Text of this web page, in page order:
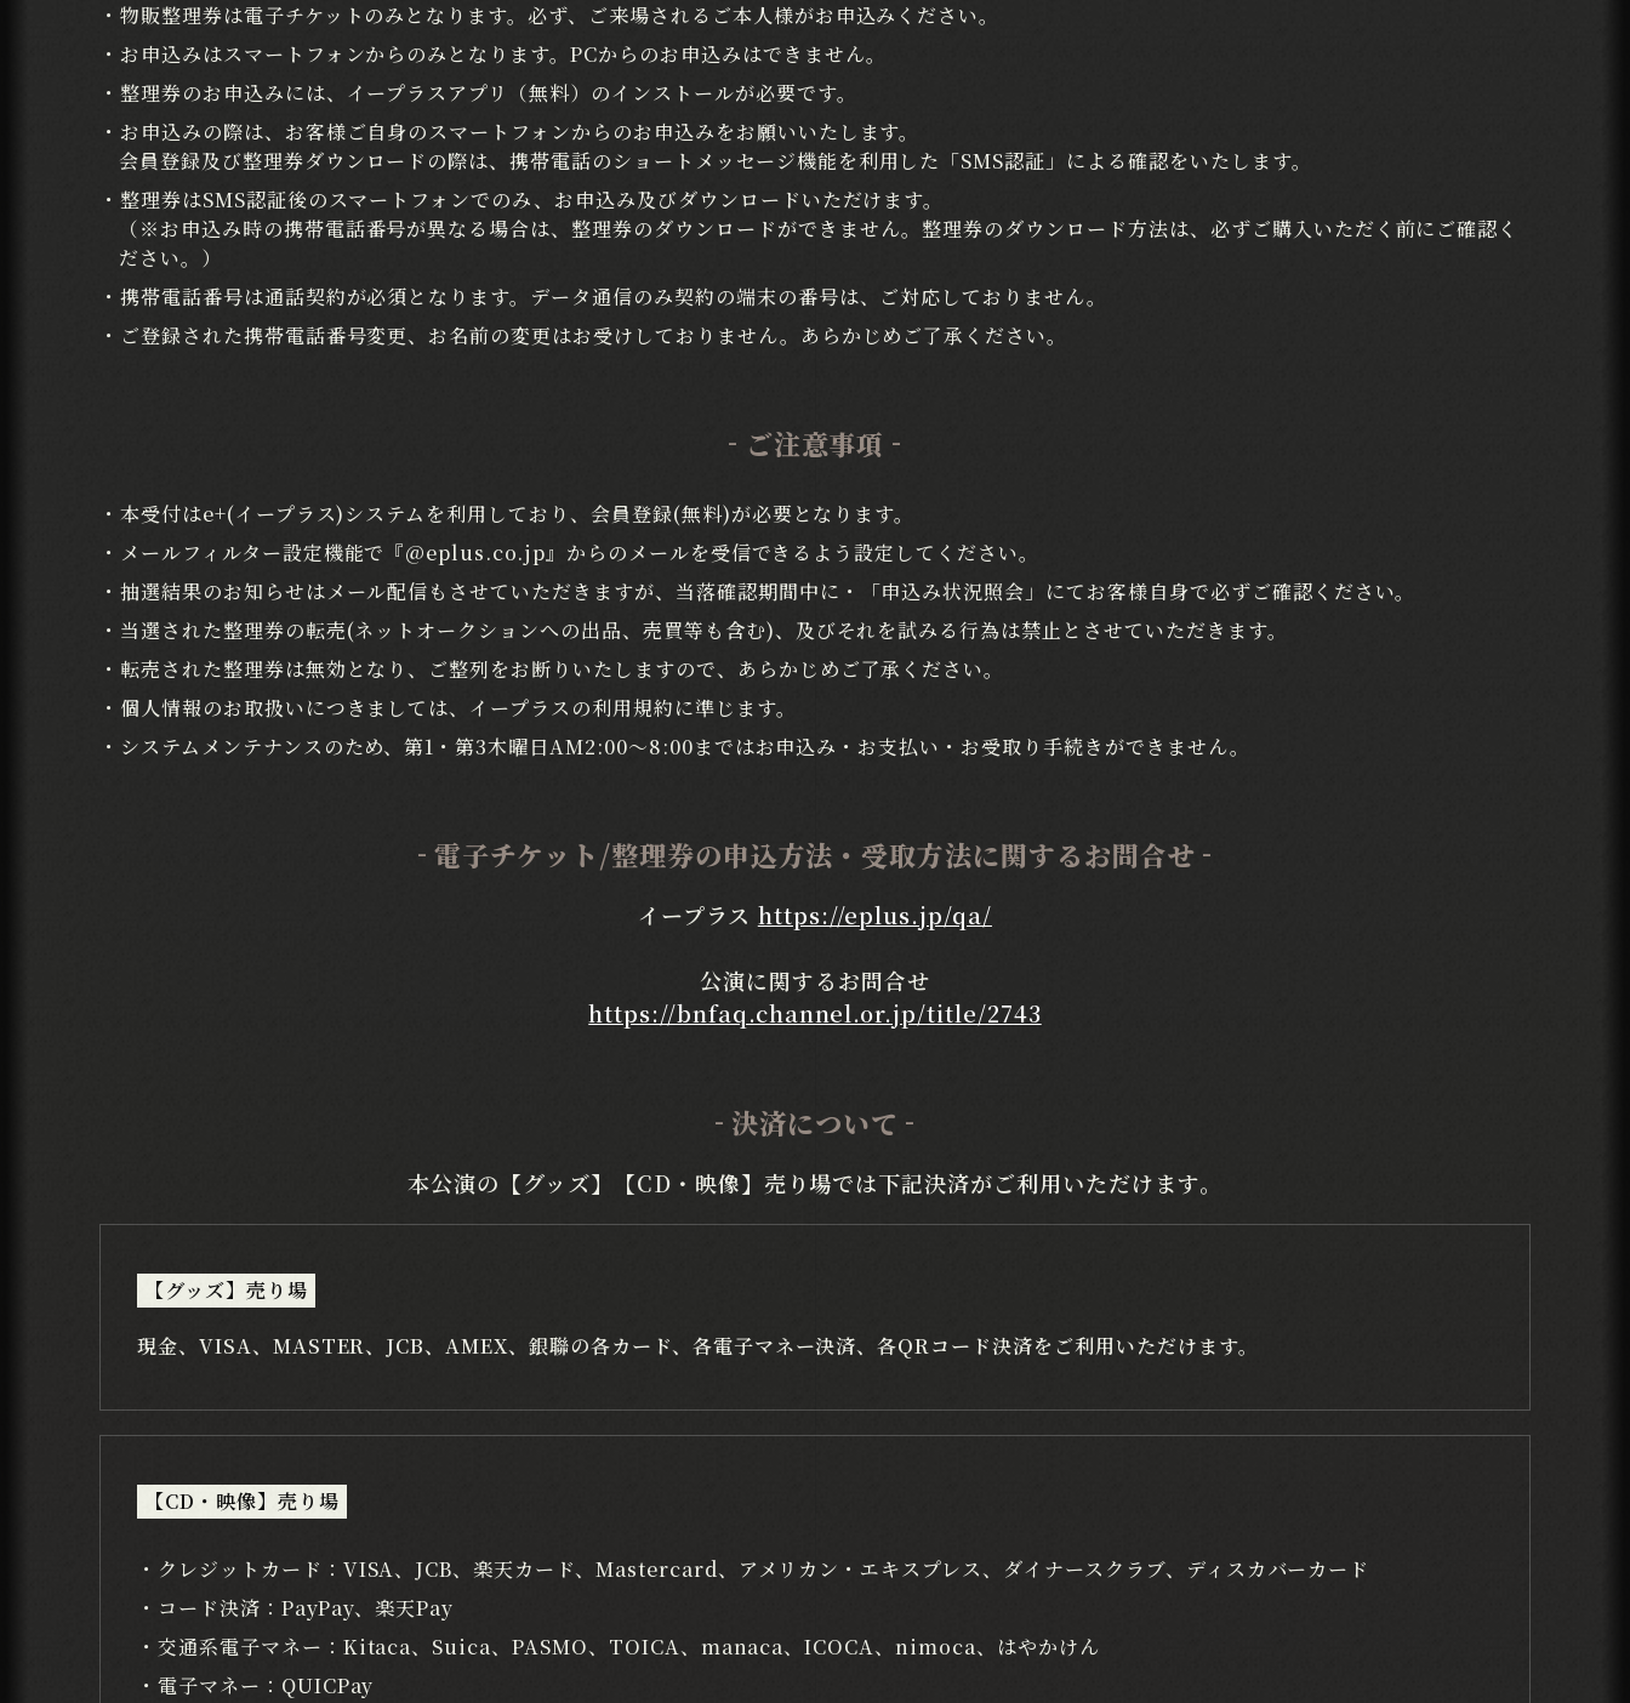
・物販整理券は電子チケットのみとなります。必ず、ご来場されるご本人様がお申込みください。
・お申込みはスマートフォンからのみとなります。PCからのお申込みはできません。
・整理券のお申込みには、イープラスアプリ（無料）のインストールが必要です。
・お申込みの際は、お客様ご自身のスマートフォンからのお申込みをお願いいたします。
会員登録及び整理券ダウンロードの際は、携帯電話のショートメッセージ機能を利用した「SMS認証」による確認をいたします。
・整理券はSMS認証後のスマートフォンでのみ、お申込み及びダウンロードいただけます。
（※お申込み時の携帯電話番号が異なる場合は、整理券のダウンロードができません。整理券のダウンロード方法は、必ずご購入いただく前にご確認く
ださい。）
・携帯電話番号は通話契約が必須となります。データ通信のみ契約の端末の番号は、ご対応しておりません。
・ご登録された携帯電話番号変更、お名前の変更はお受けしておりません。あらかじめご了承ください。
ご注意事項
・本受付はe+(イープラス)システムを利用しており、会員登録(無料)が必要となります。
・メールフィルター設定機能で『@eplus.co.jp』からのメールを受信できるよう設定してください。
・抽選結果のお知らせはメール配信もさせていただきますが、当落確認期間中に・「申込み状況照会」にてお客様自身で必ずご確認ください。
・当選された整理券の転売(ネットオークションへの出品、売買等も含む)、及びそれを試みる行為は禁止とさせていただきます。
・転売された整理券は無効となり、ご整列をお断りいたしますので、あらかじめご了承ください。
・個人情報のお取扱いにつきましては、イープラスの利用規約に準じます。
・システムメンテナンスのため、第1・第3木曜日AM2:00～8:00まではお申込み・お支払い・お受取り手続きができません。
電子チケット/整理券の申込方法・受取方法に関するお問合せ
イープラス https://eplus.jp/qa/
公演に関するお問合せ
https://bnfaq.channel.or.jp/title/2743
決済について
本公演の【グッズ】【CD・映像】売り場では下記決済がご利用いただけます。
【グッズ】売り場
現金、VISA、MASTER、JCB、AMEX、銀聯の各カード、各電子マネー決済、各QRコード決済をご利用いただけます。
【CD・映像】売り場
・クレジットカード：VISA、JCB、楽天カード、Mastercard、アメリカン・エキスプレス、ダイナースクラブ、ディスカバーカード
・コード決済：PayPay、楽天Pay
・交通系電子マネー：Kitaca、Suica、PASMO、TOICA、manaca、ICOCA、nimoca、はやかけん
・電子マネー：QUICPay